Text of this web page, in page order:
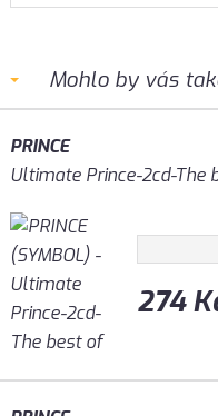
Mohlo by vás
PRINCE
Ultimate Prince-2cd-The
274